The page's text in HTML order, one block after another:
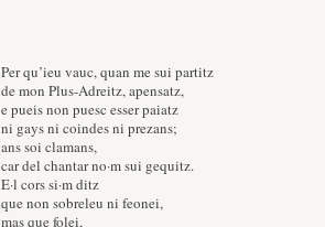
Per qu’ieu vauc, quan me sui partitz
de mon Plus-Adreitz, apensatz,
e pueis non puesc esser paiatz
ni gays ni coindes ni prezans;
ans soi clamans,
car del chantar no·m sui gequitz.
E·l cors si·m ditz
que non sobreleu ni feonei,
mas que folei,